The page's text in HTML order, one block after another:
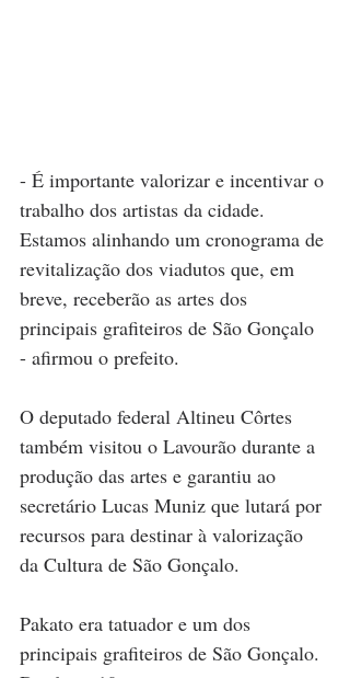
- É importante valorizar e incentivar o
trabalho dos artistas da cidade.
Estamos alinhando um cronograma de
revitalização dos viadutos que, em
breve, receberão as artes dos
principais grafiteiros de São Gonçalo
- afirmou o prefeito.
O deputado federal Altineu Côrtes
também visitou o Lavourão durante a
produção das artes e garantiu ao
secretário Lucas Muniz que lutará por
recursos para destinar à valorização
da Cultura de São Gonçalo.
Pakato era tatuador e um dos
principais grafiteiros de São Gonçalo.